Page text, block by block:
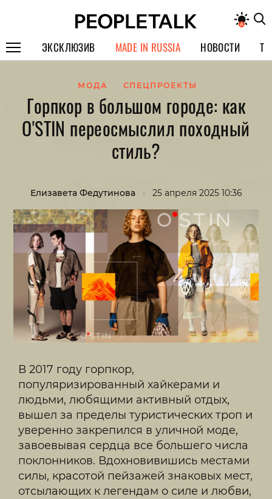
ЭКСКЛЮЗИВ
СПЕЦПРОЕКТЫ
ИНТЕРВЬЮ
MADE IN RUSSIA НОВОСТИ
МОДА СПЕЦПРОЕКТЫ
Горпкор в большом городе: как
O'STIN переосмыслил походный
стиль?
Елизавета Федутинова • 25 апреля 2025 10:36
В 2017 году горпкор,
популяризированный хайкерами и
людьми, любящими активный отдых,
вышел за пределы туристических троп и
уверенно закрепился в уличной моде,
завоевывая сердца все большего числа
поклонников. Вдохновивишись местами
силы, красотой пейзажей знаковых мест,
отсылающих к легендам о силе и любви,